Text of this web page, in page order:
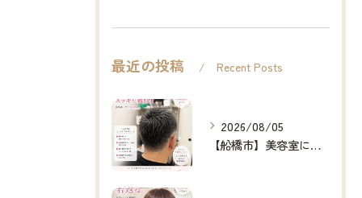
最近の投稿 Recent Posts
2026/08/05
【船橋市】美容室に行けない…をなくしたい✂️✨